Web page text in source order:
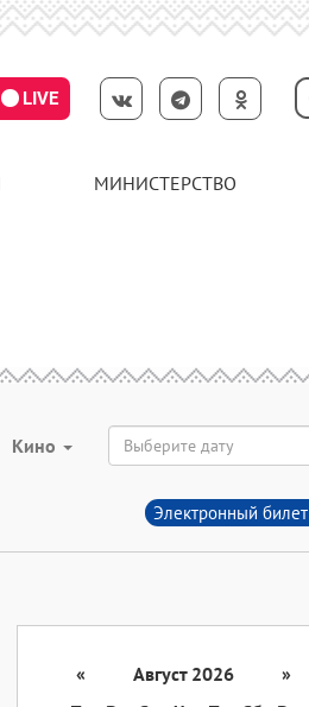
LIVE
МИНИСТЕРСТВО
Кино
Электронный билет
« Август 2026
»